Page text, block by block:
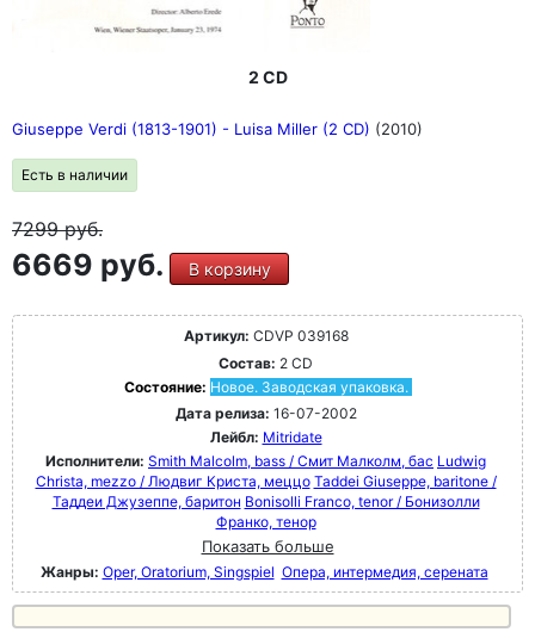
2 CD
Giuseppe Verdi (1813-1901) - Luisa Miller (2 CD) (2010)
Есть в наличии
7299руб.
6669 руб. В корзину
Артикул: CDVP 039168
Состав: 2 CD
Состояние: Новое. Заводская упаковка.
Дата релиза: 16-07-2002
Лейбл: Mitridate
Исполнители: Smith Malcolm, bass / Смит Малколм, бас Ludwig
Christa, mezzo / Людвиг Криста, меццо Taddei Giuseppe, baritone /
Таддеи Джузеппе, баритон Bonisolli Franco, tenor / Бонизолли
Франко, тенор
Показать больше
Жанры: Oper, Oratorium, Singspiel Опера, интермедия, серената